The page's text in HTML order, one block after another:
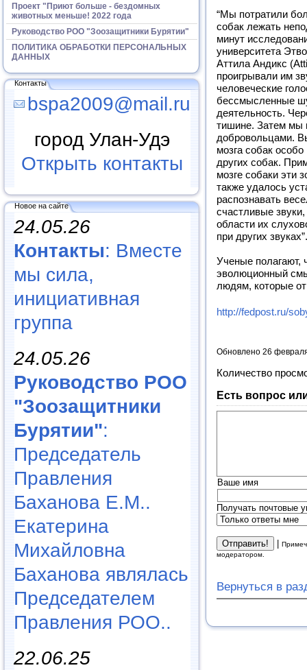
Проект "Приют больше - бездомных
животных меньше! 2022 года
Руководство РОО "Зоозащитники Бурятии"
ПОЛИТИКА ОБРАБОТКИ ПЕРСОНАЛЬНЫХ
ДАННЫХ
Контакты
bspa2009@mail.ru
город Улан-Удэ
Открыть контакты
Новое на сайте
24.05.26
Контакты: Вместе
мы сила,
инициативная
группа
24.05.26
Руководство РОО
"Зоозащитники
Бурятии":
Председатель
Правления
Баханова Е.М..
Екатерина
Михайловна
Баханова являлась
Председателем
Правления РОО..
22.06.25
“Мы потратили
собак лежать
минут
университета
Аттила Андикс
проигрывали им
человеческие
бессмысленные
деятельность.
тишине. Затем мы
добровольцами.
мозга собак
других собак.
мозге собаки эти
также удалось
распознавать
счастливые
области их
при других
Ученые полагают,
эволюционный
людям, которые
http://fedpost.ru/
Обновлено 26
Количество
Есть вопрос
Ваше имя
Получать почтовые
модератором.
Вернуться в